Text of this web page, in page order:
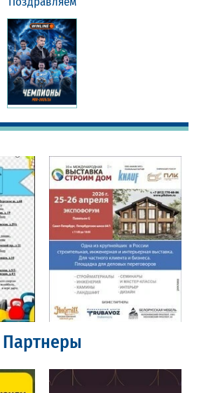
Партнеры